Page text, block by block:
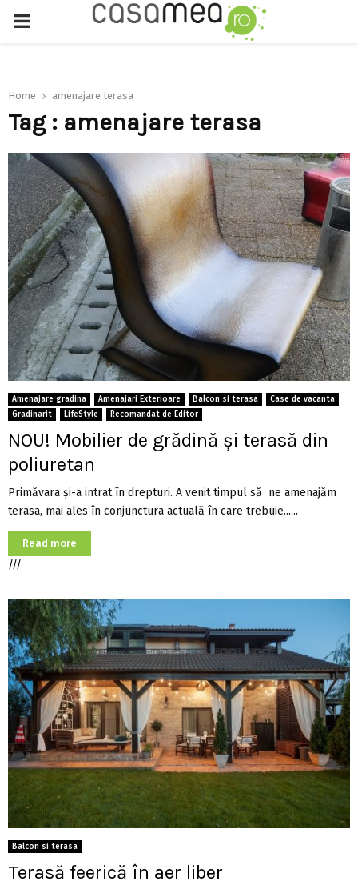
PRIMARY
Home amenajare terasa
Tag : amenajare terasa
Amenajare gradina Amenajari Exterioare Balcon si terasa
Case de vacanta
Gradinarit
LifeStyle Recomandat de Editor
NOU! Mobilier de grădină şi terasă din
poliuretan
Primăvara şi-a intrat în drepturi. A venit timpul să ne amenajăm
terasa, mai ales în conjunctura actuală în care trebuie......
Read more
///
Balcon si terasa
Terasă feerică în aer liber